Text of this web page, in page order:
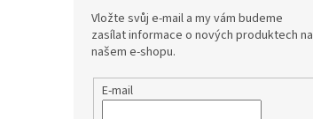
Vložte svůj e-mail a my vám budeme
zasílat informace o nových produktech na
našem e-shopu.
E-mail